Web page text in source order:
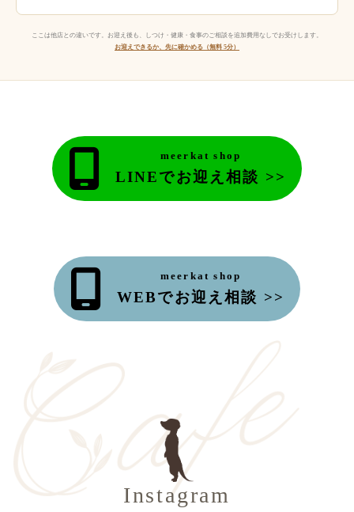
ここは他店との違いです。お迎え後も、しつけ・健康・食事のご相談を追加費用なしでお受けします。
お迎えできるか、先に確かめる（無料 5分）
meerkat shop
LINEでお迎え相談 >>
meerkat shop
WEBでお迎え相談 >>
Instagram